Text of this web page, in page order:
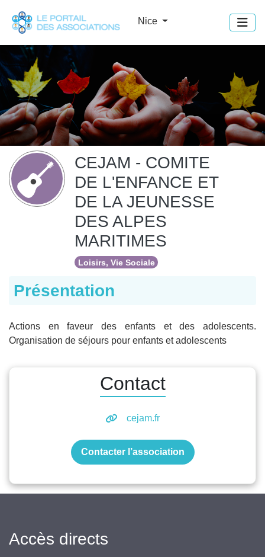
Nice
CEJAM - COMITE
DE L'ENFANCE ET
DE LA JEUNESSE
DES ALPES
MARITIMES
Loisirs, Vie Sociale
Présentation
Actions en faveur des enfants et des adolescents.
Organisation de séjours pour enfants et adolescents
Contact
cejam.fr
Contacter l’association
Accès directs